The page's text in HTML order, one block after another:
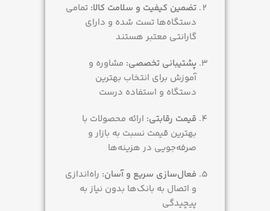
تضمین کیفیت و سلامت کالا: تمامی
دستگاه‌ها تست شده و دارای
گارانتی معتبر هستند
پشتیبانی تخصصی: مشاوره و
آموزش برای انتخاب بهترین
دستگاه و استفاده درست
قیمت رقابتی: ارائه محصولات با
بهترین قیمت نسبت به بازار و
صرفه‌جویی در هزینه‌ها
فعال‌سازی سریع و آسان: راه‌اندازی
و اتصال به بانک‌ها بدون نیاز به
پیچیدگی